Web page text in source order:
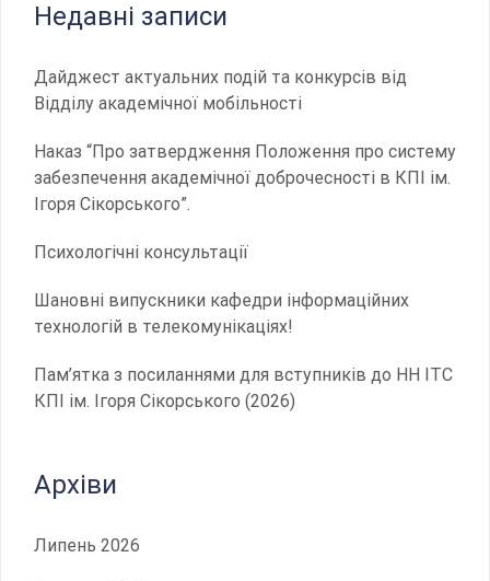
Недавні записи
Дайджест актуальних подій та конкурсів від
Відділу академічної мобільності
Наказ “Про затвердження Положення про систему
забезпечення академічної доброчесності в КПІ ім.
Ігоря Сікорського”.
Психологічні консультації
Шановні випускники кафедри інформаційних
технологій в телекомунікаціях!
Пам’ятка з посиланнями для вступників до НН ІТС
КПІ ім. Ігоря Сікорського (2026)
Архіви
Липень 2026